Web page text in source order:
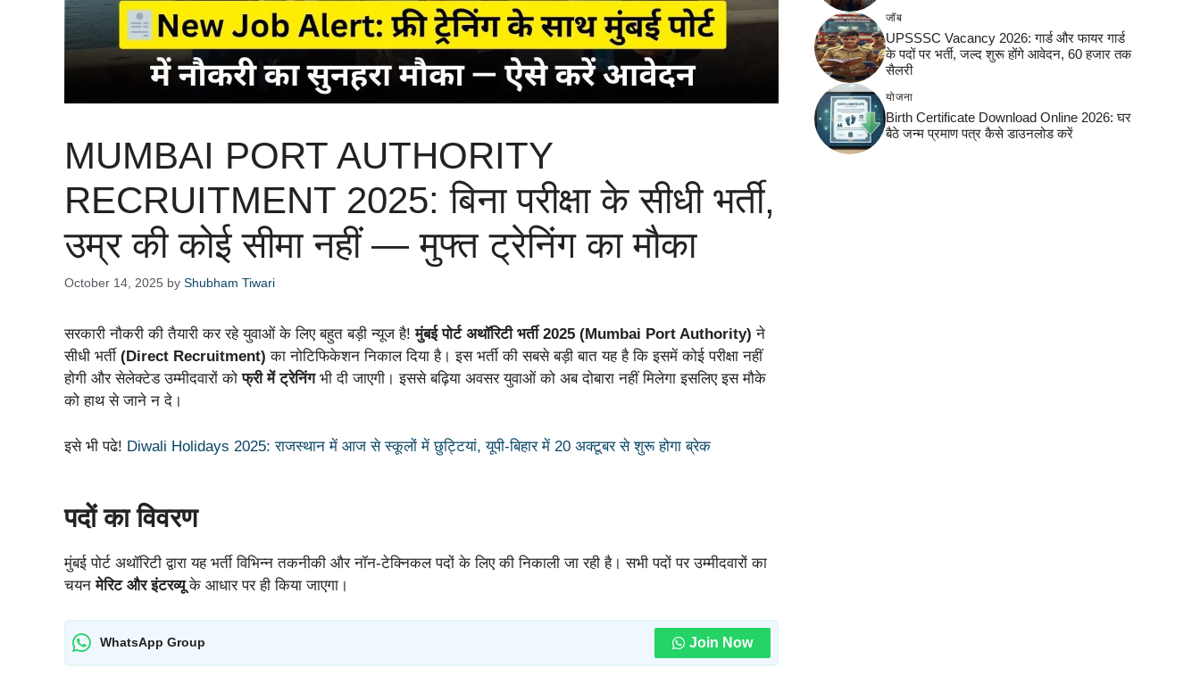
MUMBAI PORT AUTHORITY
RECRUITMENT 2025: बिना परीक्षा के सीधी भर्ती,
उम्र की कोई सीमा नहीं — मुफ्त ट्रेनिंग का मौका
October 14, 2025 by Shubham Tiwari
सरकारी नौकरी की तैयारी कर रहे युवाओं के लिए बहुत बड़ी न्यूज है!मुंबई पोर्ट अथॉरिटी भर्ती 2025 (Mumbai Port Authority) ने
सीधी भर्ती (Direct Recruitment) का नोटिफिकेशन निकाल दिया है। इस भर्ती की सबसे बड़ी बात यह है कि इसमें कोई परीक्षा नहीं
होगी और सेलेक्टेड उम्मीदवारों कोफ्री में ट्रेनिंगभी दी जाएगी। इससे बढ़िया अवसर युवाओं को अब दोबारा नहीं मिलेगा इसलिए इस मौके
को हाथ से जाने न दे।
इसे भी पढे! Diwali Holidays 2025: राजस्थान में आज से स्कूलों में छुट्टियां, यूपी-बिहार में 20 अक्टूबर से शुरू होगा ब्रेक
पदों का विवरण
मुंबई पोर्ट अथॉरिटी द्वारा यह भर्ती विभिन्न तकनीकी और नॉन-टेक्निकल पदों के लिए की निकाली जा रही है। सभी पदों पर उम्मीदवारों का
चयनमेरिट और इंटरव्यूके आधार पर ही किया जाएगा।
WhatsApp Group Join Now
जॉब
UPSSSC Vacancy 2026: गार्ड और फायर गार्ड
के पदों पर भर्ती, जल्द शुरू होंगे आवेदन, 60 हजार तक
सैलरी
योजना
Birth Certificate Download Online 2026: घर
बैठे जन्म प्रमाण पत्र कैसे डाउनलोड करें